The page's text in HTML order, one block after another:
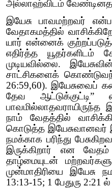
அல்லாஹ்விடம்
இயேசு பாவமற்றவர்
வேதாகமத்தில்
யார் என்னைக்
எதிர்த்த
முடியவில்லை.
சாட்சிகளைக்
26:59,60). இயேசுவைப்
தேவ
பாவமில்லாதவராயிருந்த
நாம் வேதத்தில்
கொடுத்த இயேசுவானவர்
நமக்காக பரிந்து
இருக்கிறார் என
தாழ்மையுடன்
முன்மாதிரியை இயேசு
13:13-15; 1 பேதுரு 2:21